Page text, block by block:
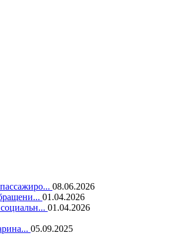
08.06.2026
01.04.2026
01.04.2026
05.09.2025